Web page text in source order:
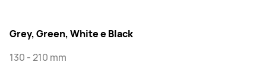
Grey, Green, White e Black
130 - 210 mm